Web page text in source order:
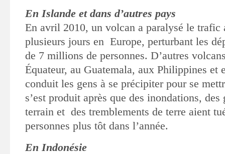
En Islande et dans d’autres pays
En avril 2010, un volcan a paralysé le trafic
plusieurs jours en Europe, perturbant les
de 7 millions de personnes. D’autres
Équateur, au Guatemala, aux Philippines et
conduit les gens à se précipiter pour se
s’est produit après que des inondations,
terrain et des tremblements de terre aient
personnes plus tôt dans l’année.
En Indonésie